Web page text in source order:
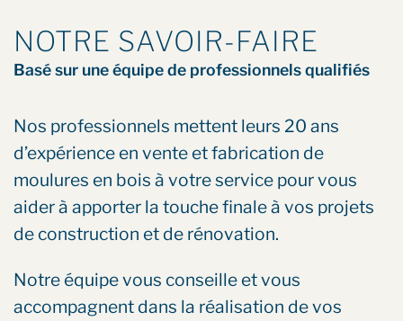
NOTRE SAVOIR-FAIRE
Basé sur une équipe de professionnels qualifiés
Nos professionnels mettent leurs 20 ans
d’expérience en vente et fabrication de
moulures en bois à votre service pour vous
aider à apporter la touche finale à vos projets
de construction et de rénovation.
Notre équipe vous conseille et vous
accompagnent dans la réalisation de vos